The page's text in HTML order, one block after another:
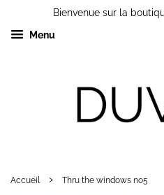
Bienvenue sur la
Menu
Accueil › Thru the windows no5